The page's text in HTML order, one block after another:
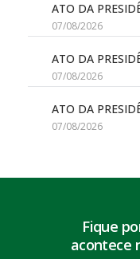
ATO DA
07/08/2026
ATO DA
07/08/2026
ATO DA
07/08/2026
Fique
acontece